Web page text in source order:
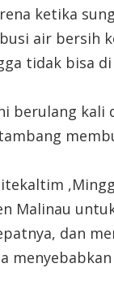
ketika
air bersih
tidak bisa
berulang kali
Malinau
dan